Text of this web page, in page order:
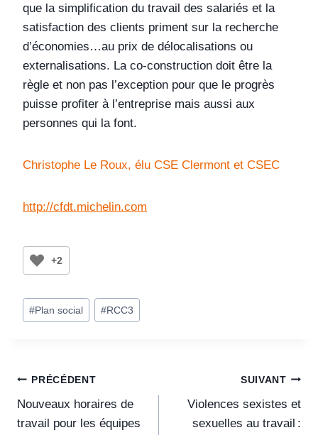
que la simplification du travail des salariés et la
satisfaction des clients priment sur la recherche
d’économies…au prix de délocalisations ou
externalisations. La co-construction doit être la
règle et non pas l’exception pour que le progrès
puisse profiter à l’entreprise mais aussi aux
personnes qui la font.
Christophe Le Roux, élu CSE Clermont et CSEC
http://cfdt.michelin.com
+2
#Plan social #RCC3
PRÉCÉDENT
Nouveaux horaires de
travail pour les équipes
SUIVANT
Violences sexistes et
sexuelles au travail :